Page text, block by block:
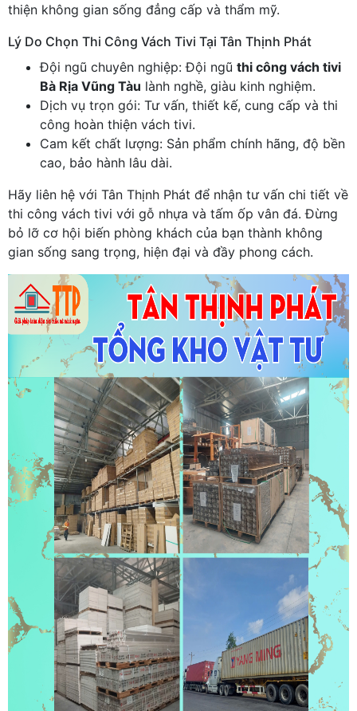
thiện không gian sống đẳng cấp và thẩm mỹ.
Lý Do Chọn Thi Công Vách Tivi Tại Tân Thịnh Phát
Đội ngũ chuyên nghiệp: Đội ngũ thi công vách tivi
Bà Rịa Vũng Tàu lành nghề, giàu kinh nghiệm.
Dịch vụ trọn gói: Tư vấn, thiết kế, cung cấp và thi
công hoàn thiện vách tivi.
Cam kết chất lượng: Sản phẩm chính hãng, độ bền
cao, bảo hành lâu dài.
Hãy liên hệ với Tân Thịnh Phát để nhận tư vấn chi tiết về
thi công vách tivi với gỗ nhựa và tấm ốp vân đá. Đừng
bỏ lỡ cơ hội biến phòng khách của bạn thành không
gian sống sang trọng, hiện đại và đầy phong cách.